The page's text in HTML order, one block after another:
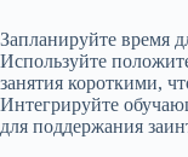
Запланируйте время
Используйте
занятия короткими,
Интегрируйте
для поддержания